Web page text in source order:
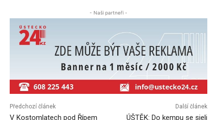
- Naši partneři -
Předchozí článek
V Kostomlatech pod Řípem
Další článek
ÚŠTĚK: Do kempu se sjeli